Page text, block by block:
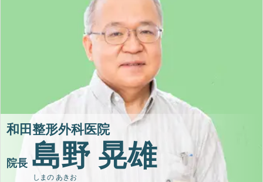
和田整形外科医院
院長 島野 晃雄
しまの あきお